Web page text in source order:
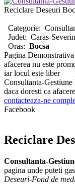
Reciclare Deseuri
Categorie:
Judet: Caras-Severin
Oras: Bocsa
Pagina Demonstrativa
afacerea nu este
iar locul este liber
Consultanta-
daca doresti ca
contacteaza-ne
Facebook
Reciclare
Consultanta-
pagina unde puteti
Deseuri-Fond de